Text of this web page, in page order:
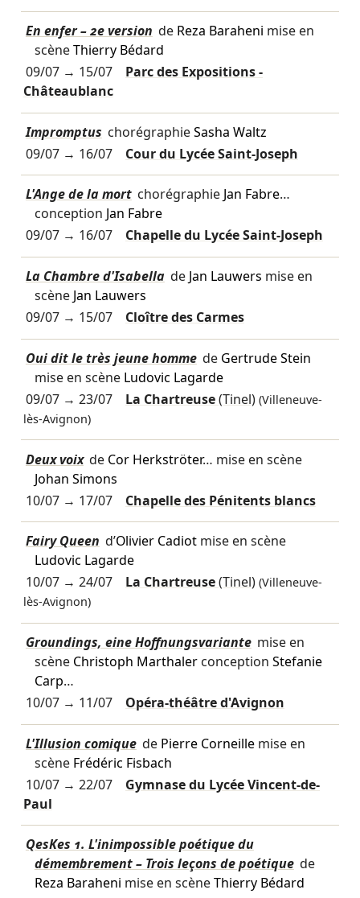
En enfer – 2e version de Reza Baraheni mise en
scèneThierry Bédard
09/07→ 15/07
Parc des Expositions -
Châteaublanc
Impromptus chorégraphieSasha Waltz
09/07→ 16/07 Cour du Lycée Saint-Joseph
L'Ange de la mort chorégraphie Jan Fabre…
conception Jan Fabre
09/07→ 16/07 Chapelle du Lycée Saint-Joseph
La Chambre d'Isabella de Jan Lauwers mise en
scène Jan Lauwers
09/07→ 15/07 Cloître des Carmes
Oui dit le très jeune homme de Gertrude Stein
mise en scène Ludovic Lagarde
09/07→ 23/07 La Chartreuse(Tinel) (Villeneuve-
lès-Avignon)
Deux voix de Cor Herkströter… mise en scène
Johan Simons
10/07→ 17/07 Chapelle des Pénitents blancs
Fairy Queen d’Olivier Cadiotmise en scène
Ludovic Lagarde
10/07→ 24/07 La Chartreuse(Tinel) (Villeneuve-
lès-Avignon)
Groundings, eine Hoffnungsvariante mise en
scène Christoph Marthalerconception Stefanie
Carp…
10/07→ 11/07 Opéra-théâtre d'Avignon
L'Illusion comique de Pierre Corneillemise en
scène Frédéric Fisbach
10/07→ 22/07
Gymnase du Lycée Vincent-de-
Paul
QesKes 1. L'inimpossible poétique du
démembrement – Trois leçons de poétique de
Reza Baraheni mise en scèneThierry Bédard